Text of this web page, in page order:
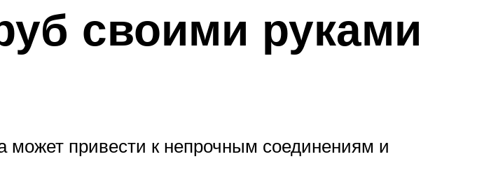
своими руками
может привести к непрочным соединениям и